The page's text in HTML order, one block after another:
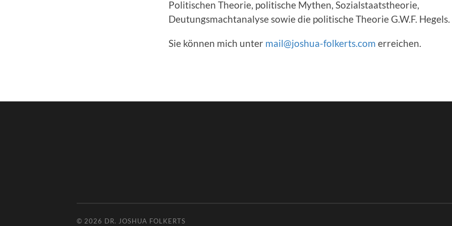
Politischen Theorie, politische Mythen, Sozialstaatstheorie,
Deutungsmachtanalyse sowie die politische Theorie G.W.F. Hegels.
Sie können mich unter mail@joshua-folkerts.com erreichen.
© 2026 DR. JOSHUA FOLKERTS